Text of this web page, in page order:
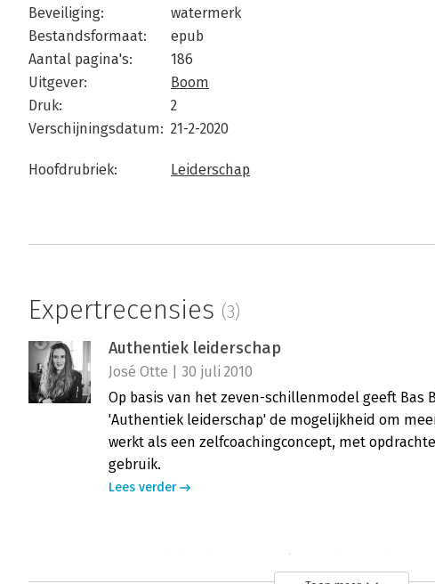
Beveiliging:
watermerk
Bestandsformaat:
epub
Aantal pagina's:
186
Uitgever:
Boom
Druk:
2
Verschijningsdatum: 21-2-2020
Hoofdrubriek: Leiderschap
Expertrecensies (3)
Authentiek leiderschap
José Otte | 30 juli 2010
Op basis van het zeven-schillenmodel geeft Bas
'Authentiek leiderschap' de mogelijkheid om
werkt als een zelfcoachingconcept, met
gebruik.
Lees verder